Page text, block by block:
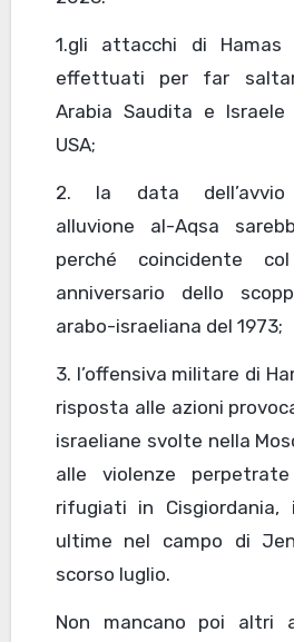
1.gli attacchi di Hamas
effettuati per far
Arabia Saudita e
USA;
2. la data dell’avvio
alluvione al-Aqsa
perché coincidente col
anniversario dello
arabo-israeliana del 1973;
3. l’offensiva militare di
risposta alle azioni
israeliane svolte nella
alle violenze
rifugiati in Cisgiordania,
ultime nel campo di
scorso luglio.
Non mancano poi altri